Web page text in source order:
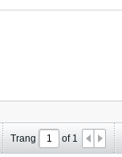
Trang of 1